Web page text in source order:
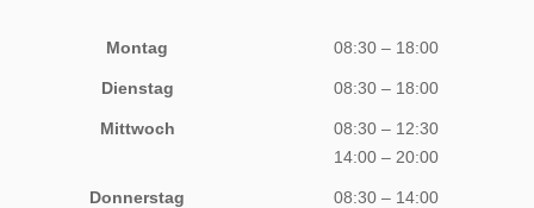
Montag 08:30 – 18:00
Dienstag 08:30 – 18:00
Mittwoch
08:30 – 12:30
14:00 – 20:00
Donnerstag 08:30 – 14:00